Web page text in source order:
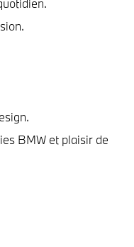
BMW et plaisir de